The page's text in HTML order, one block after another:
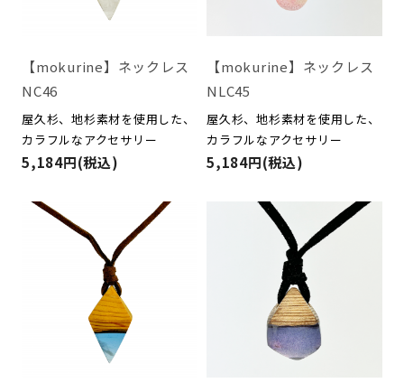
【mokurine】ネックレス
NC46
屋久杉、地杉素材を使用した、
カラフルなアクセサリー
5,184円(税込)
【mokurine】ネックレス
NLC45
屋久杉、地杉素材を使用した、
カラフルなアクセサリー
5,184円(税込)